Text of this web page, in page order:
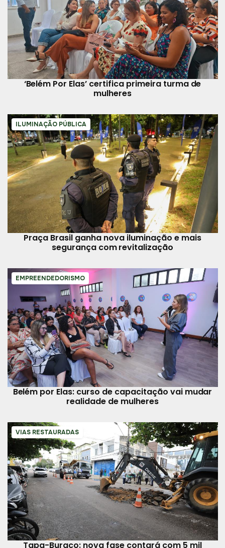
‘Belém Por Elas’ certifica primeira turma de
mulheres
ILUMINAÇÃO PÚBLICA
Praça Brasil ganha nova iluminação e mais
segurança com revitalização
EMPREENDEDORISMO
Belém por Elas: curso de capacitação vai mudar
realidade de mulheres
VIAS RESTAURADAS
Tapa-Buraco: nova fase contará com 5 mil